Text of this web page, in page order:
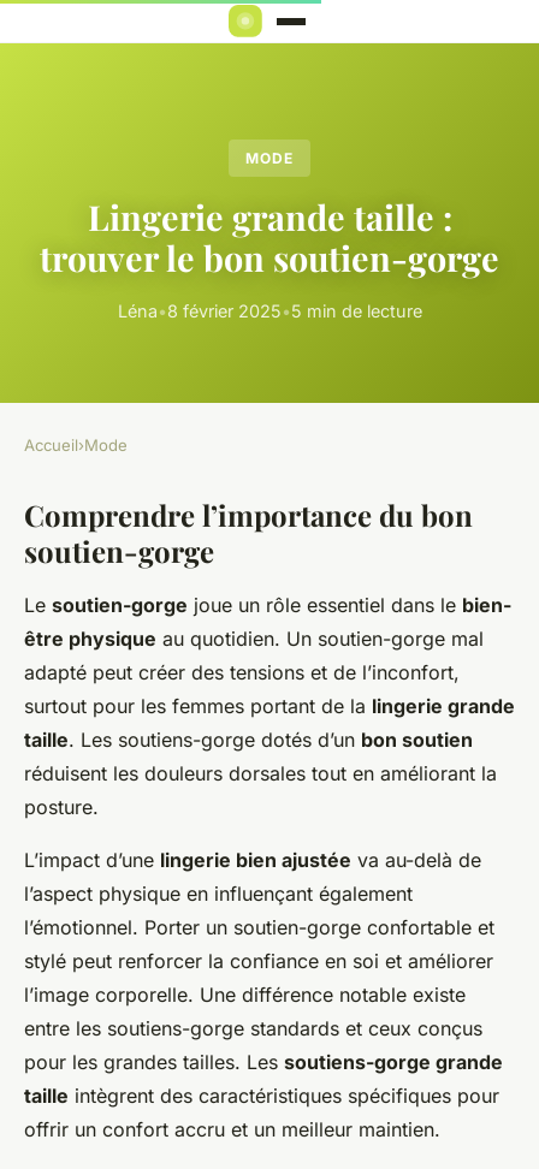
MODE
Lingerie grande taille :
trouver le bon soutien-gorge
Léna•8 février 2025•5 min de lecture
Accueil›Mode
Comprendre l’importance du bon
soutien-gorge
Le soutien-gorge joue un rôle essentiel dans le bien-
être physique au quotidien. Un soutien-gorge mal
adapté peut créer des tensions et de l’inconfort,
surtout pour les femmes portant de la lingerie grande
taille. Les soutiens-gorge dotés d’un bon soutien
réduisent les douleurs dorsales tout en améliorant la
posture.
L’impact d’une lingerie bien ajustée va au-delà de
l’aspect physique en influençant également
l’émotionnel. Porter un soutien-gorge confortable et
stylé peut renforcer la confiance en soi et améliorer
l’image corporelle. Une différence notable existe
entre les soutiens-gorge standards et ceux conçus
pour les grandes tailles. Les soutiens-gorge grande
taille intègrent des caractéristiques spécifiques pour
offrir un confort accru et un meilleur maintien.